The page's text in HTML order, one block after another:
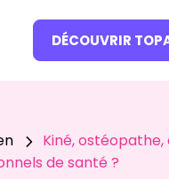
DÉCOUVRIR
5 Kiné,
de santé ?